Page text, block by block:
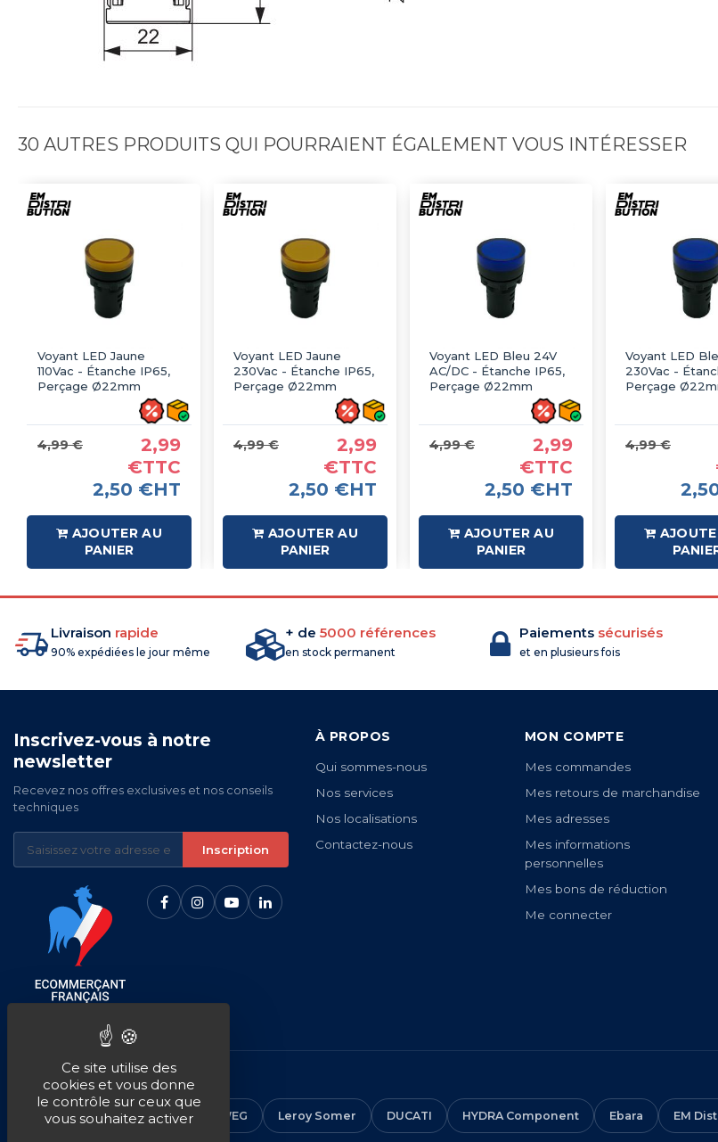
30 AUTRES PRODUITS QUI POURRAIENT ÉGALEMENT VOUS INTÉRESSER
Voyant LED Jaune
110Vac - Étanche IP65,
Perçage Ø22mm
4,99 €
2,99
€TTC
2,50 €HT
AJOUTER AU
PANIER
Voyant LED Jaune
230Vac - Étanche IP65,
Perçage Ø22mm
4,99 €
2,99
€TTC
2,50 €HT
AJOUTER AU
PANIER
Voyant LED Bleu 24V
AC/DC - Étanche IP65,
Perçage Ø22mm
4,99 €
2,99
€TTC
2,50 €HT
AJOUTER AU
PANIER
Voyant LED
230Vac -
Perçage
4,99 €
Livraison rapide
90% expédiées le jour même
+ de 5000 références
en stock permanent
Paiements sécurisés
et en plusieurs fois
Inscrivez-vous à notre
newsletter
Recevez nos offres exclusives et nos conseils
techniques
Inscription
À PROPOS
Qui sommes-nous
Nos services
Nos localisations
Contactez-nous
MON COMPTE
Mes commandes
Mes retours de marchandise
Mes adresses
Mes informations
personnelles
Mes bons de réduction
Me connecter
NOS MARQUES
CEMER ALMO ABB WEG Leroy Somer DUCATI HYDRA Component Ebara EM
Ce site utilise des
cookies et vous donne
le contrôle sur ceux que
vous souhaitez activer